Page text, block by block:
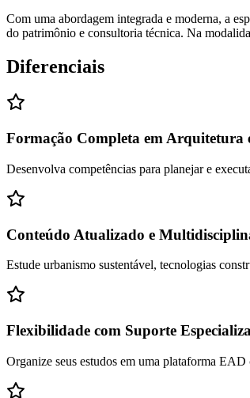
Com uma abordagem integrada e moderna, a
do patrimônio e consultoria técnica. Na
Diferenciais
Formação Completa em Arquitetura
Desenvolva competências para planejar e
Conteúdo Atualizado e
Estude urbanismo sustentável, tecnologias
Flexibilidade com Suporte
Organize seus estudos em uma plataforma